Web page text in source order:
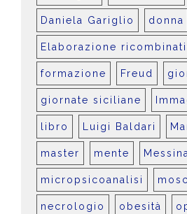
Daniela Gariglio donna
Elaborazione
formazione Freud
giornate siciliane
libro Luigi Baldari
master mente Messina
micropsicoanalisi
necrologio obesità